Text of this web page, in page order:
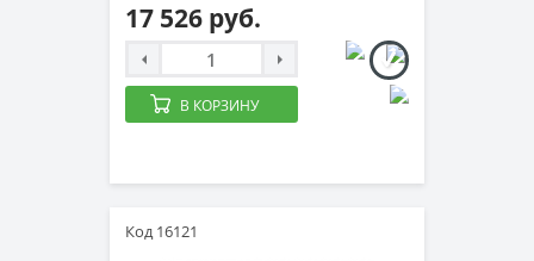
17 526 руб.
В КОРЗИНУ
Код 16121